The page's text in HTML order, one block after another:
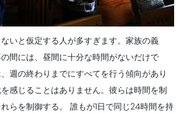
いと仮定する人が多すぎます。家族の義
間には、昼間に十分な時間がないだけで
週の終わりまでにすべてを行う傾向があり
感じることはありません。彼らは時間を制
らを制御する。
誰もが1日で同じ24時間を持